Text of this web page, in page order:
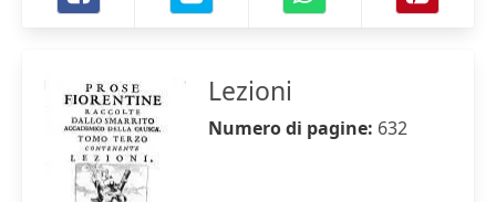
Lezioni
Numero di pagine: 632